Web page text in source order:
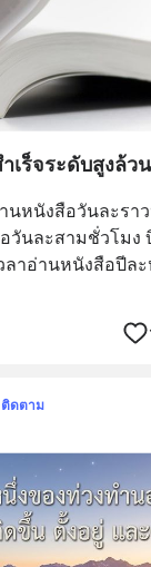
เร็จระดับสูงล้ว
นหนังสือวันละรา
นละสามชั่วโมง
ลาอ่านหนังสือปีละ
ติดตาม